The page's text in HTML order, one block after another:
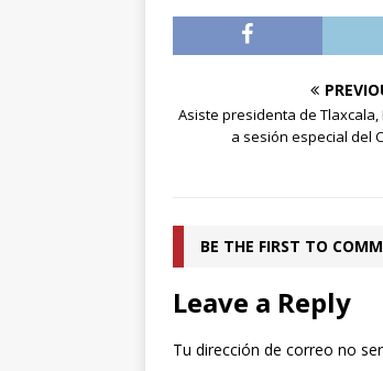
Asiste presidenta de
a sesión especial del
BE THE FIRST TO
Leave a Reply
Tu dirección de correo no